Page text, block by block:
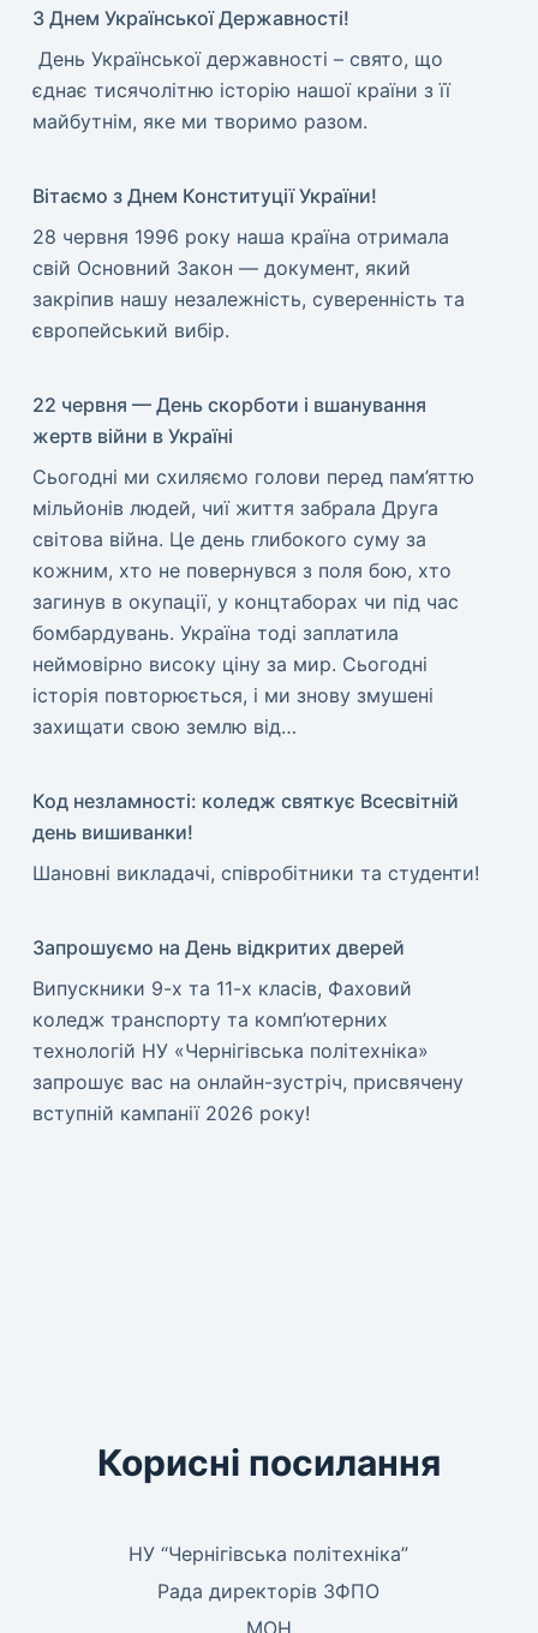
З Днем Української Державності!
​ День Української державності – свято, що
єднає тисячолітню історію нашої країни з її
майбутнім, яке ми творимо разом.
Вітаємо з Днем Конституції України!
​28 червня 1996 року наша країна отримала
свій Основний Закон — документ, який
закріпив нашу незалежність, суверенність та
європейський вибір.
22 червня — День скорботи і вшанування
жертв війни в Україні
​Сьогодні ми схиляємо голови перед пам’яттю
мільйонів людей, чиї життя забрала Друга
світова війна. Це день глибокого суму за
кожним, хто не повернувся з поля бою, хто
загинув в окупації, у концтаборах чи під час
бомбардувань. Україна тоді заплатила
неймовірно високу ціну за мир. ​Сьогодні
історія повторюється, і ми знову змушені
захищати свою землю від…
Код незламності: коледж святкує Всесвітній
день вишиванки!
​Шановні викладачі, співробітники та студенти!
Запрошуємо на День відкритих дверей
Випускники 9-х та 11-х класів, Фаховий
коледж транспорту та комп’ютерних
технологій НУ «Чернігівська політехніка»
запрошує вас на онлайн-зустріч, присвячену
вступній кампанії 2026 року!
Корисні посилання
НУ “Чернігівська політехніка”
Рада директорів ЗФПО
МОН